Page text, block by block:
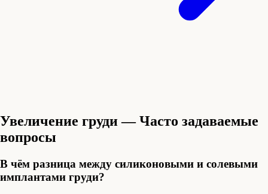
Увеличение груди — Часто задаваемые
вопросы
В чём разница между силиконовыми и солевыми
имплантами груди?